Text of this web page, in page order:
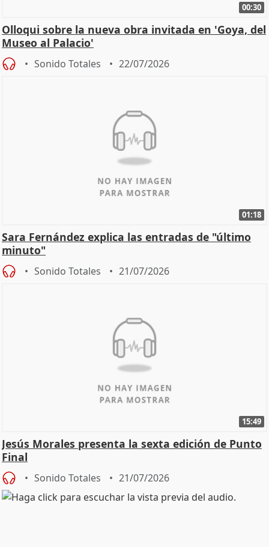
00:30
Olloqui sobre la nueva obra invitada en 'Goya, del
Museo al Palacio'
Sonido Totales 22/07/2026
01:18
Sara Fernández explica las entradas de "último
minuto"
Sonido Totales 21/07/2026
15:49
Jesús Morales presenta la sexta edición de Punto
Final
Sonido Totales 21/07/2026